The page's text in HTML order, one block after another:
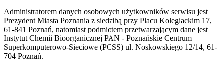
Administratorem danych osobowych użytkowników serwisu jest
Prezydent Miasta Poznania z siedzibą przy Placu Kolegiackim 17,
61-841 Poznań, natomiast podmiotem przetwarzającym dane jest
Instytut Chemii Bioorganicznej PAN - Poznańskie Centrum
Superkomputerowo-Sieciowe (PCSS) ul. Noskowskiego 12/14, 61-
704 Poznań.